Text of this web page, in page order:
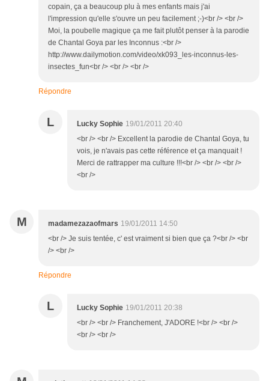
copain, ça a beaucoup plu à mes enfants mais j'ai
l'impression qu'elle s'ouvre un peu facilement ;-)<br /> <br />
Moi, la poubelle magique ça me fait plutôt penser à la parodie
de Chantal Goya par les Inconnus :<br />
http://www.dailymotion.com/video/xk093_les-inconnus-les-
insectes_fun<br /> <br /> <br />
Répondre
L Lucky Sophie 19/01/2011 20:40
<br /> <br /> Excellent la parodie de Chantal Goya, tu
vois, je n'avais pas cette référence et ça manquait !
Merci de rattrapper ma culture !!!<br /> <br /> <br />
<br />
M madamezazaofmars 19/01/2011 14:50
<br /> Je suis tentée, c' est vraiment si bien que ça ?<br /> <br
/> <br />
Répondre
L Lucky Sophie 19/01/2011 20:38
<br /> <br /> Franchement, J'ADORE !<br /> <br />
<br /> <br />